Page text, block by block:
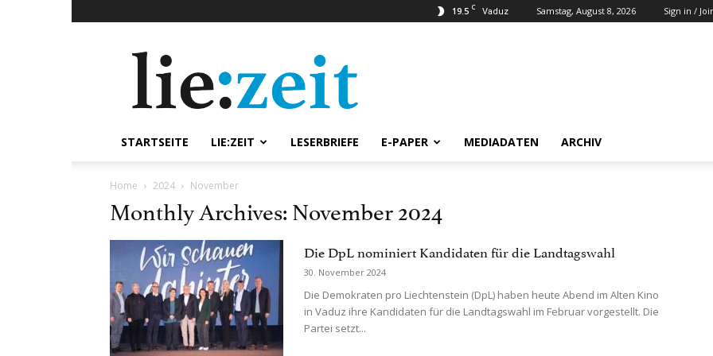
19.5 C Vaduz Samstag, August 8, 2026 Sign in /
STARTSEITE LIE:ZEIT LESERBRIEFE E-PAPER MEDIADATEN ARCHIV
Home 2024 November
Monthly Archives: November 2024
Die DpL nominiert Kandidaten für die Landtagswahl
30. November 2024
Die Demokraten pro Liechtenstein (DpL) haben heute Abend im Alten Kino
in Vaduz ihre Kandidaten für die Landtagswahl im Februar vorgestellt. Die
Partei setzt...